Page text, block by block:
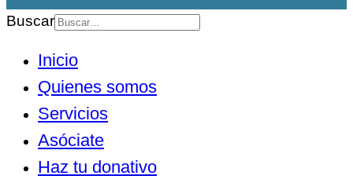
Buscar
Inicio
Quienes somos
Servicios
Asóciate
Haz tu donativo